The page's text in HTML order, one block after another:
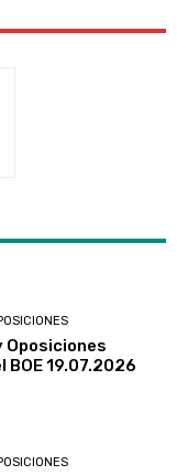
Oposiciones
19.07.2026